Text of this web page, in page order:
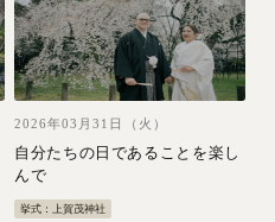
2026年03月31日（火）
自分たちの日であることを楽し
んで
挙式：上賀茂神社